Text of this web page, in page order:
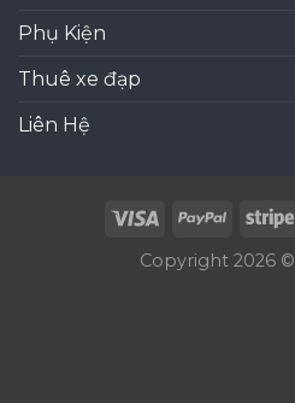
Phụ Kiện
Thuê xe đạp
Liên Hệ
Copyright 2026 ©